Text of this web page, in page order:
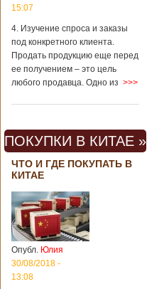
Мы собрали для
вас информацию о
вещах, которые
больше всего
удивляют туристов
в Поднебесной.
Металлодетекторы
не было, да и весь
Китай в этом
отношении
считается
государством. Но в
метрополитене
Шанхая или
Подробнее...
Опубликовано
23/09/2018 - 13:07
В Китае
появился на
свет ребенок
15:07
4. Изучение спроса и заказы
под конкретного клиента.
Продать продукцию еще перед
ее получением – это цель
любого продавца. Одно из >>>
ПОКУПКИ В КИТАЕ »
ЧТО И ГДЕ ПОКУПАТЬ В
КИТАЕ
Опубл. Юлия
30/08/2018 -
13:08